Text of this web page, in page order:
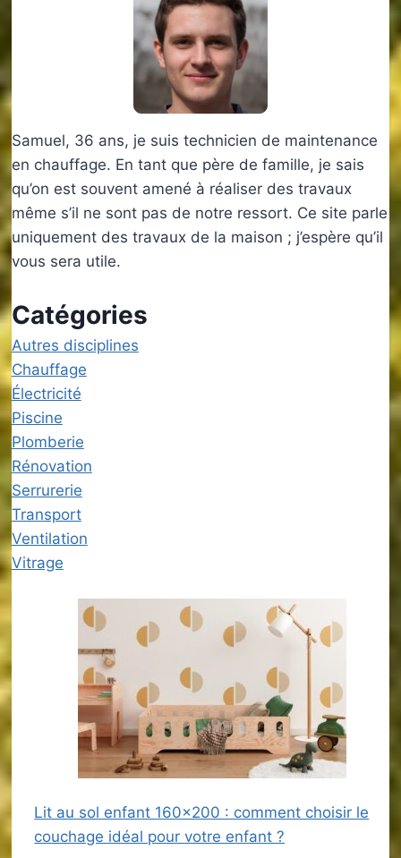
Samuel, 36 ans, je suis technicien de maintenance
en chauffage. En tant que père de famille, je sais
qu’on est souvent amené à réaliser des travaux
même s’il ne sont pas de notre ressort. Ce site parle
uniquement des travaux de la maison ; j’espère qu’il
vous sera utile.
Catégories
Autres disciplines
Chauffage
Électricité
Piscine
Plomberie
Rénovation
Serrurerie
Transport
Ventilation
Vitrage
Lit au sol enfant 160×200 : comment choisir le
couchage idéal pour votre enfant ?